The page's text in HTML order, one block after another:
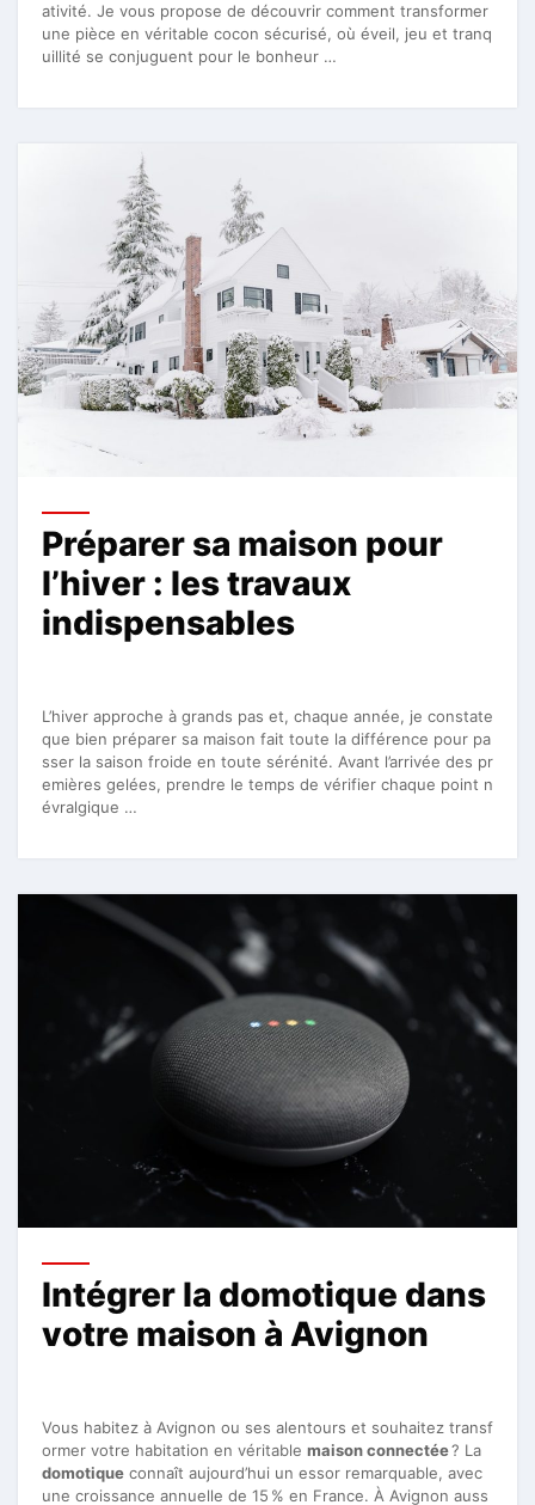
ativité. Je vous propose de découvrir comment transformer
une pièce en véritable cocon sécurisé, où éveil, jeu et tranq
uillité se conjuguent pour le bonheur …
Préparer sa maison pour
l’hiver : les travaux
indispensables
L’hiver approche à grands pas et, chaque année, je constate
que bien préparer sa maison fait toute la différence pour pa
sser la saison froide en toute sérénité. Avant l’arrivée des pr
emières gelées, prendre le temps de vérifier chaque point n
évralgique …
Intégrer la domotique dans
votre maison à Avignon
Vous habitez à Avignon ou ses alentours et souhaitez transf
ormer votre habitation en véritable maison connectée? La
domotique connaît aujourd’hui un essor remarquable, avec
une croissance annuelle de 15 % en France. À Avignon auss